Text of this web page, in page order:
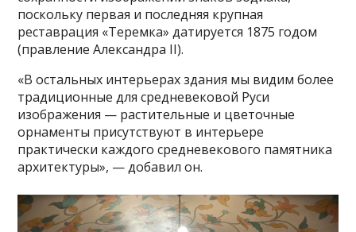
поскольку первая и последняя крупная
реставрация «Теремка» датируется 1875 годом
(правление Александра II).
«В остальных интерьерах здания мы видим более
традиционные для средневековой Руси
изображения — растительные и цветочные
орнаменты присутствуют в интерьере
практически каждого средневекового памятника
архитектуры», — добавил он.